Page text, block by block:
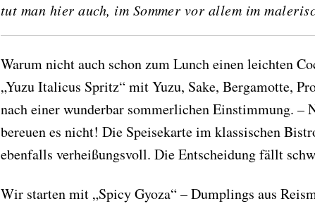
tut man hier auch, im Sommer vor allem im
Warum nicht auch schon zum Lunch einen leichten
„Yuzu Italicus Spritz“ mit Yuzu, Sake, Bergamotte,
nach einer wunderbar sommerlichen Einstimmung. –
bereuen es nicht! Die Speisekarte im klassischen
ebenfalls verheißungsvoll. Die Entscheidung fällt
Wir starten mit „Spicy Gyoza“ – Dumplings aus